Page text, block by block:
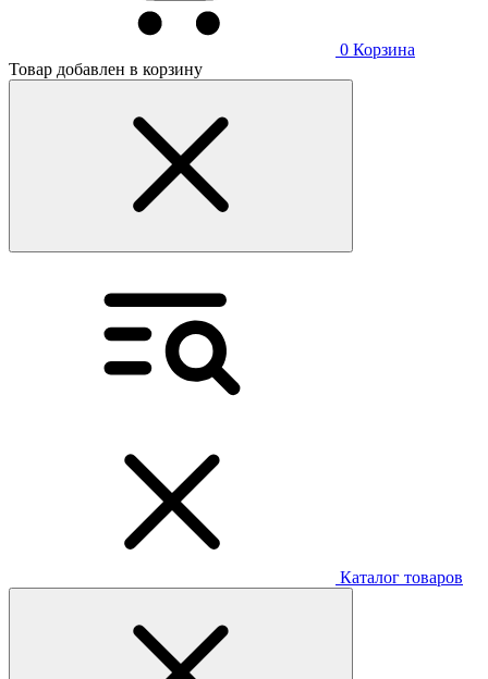
0 Корзина
Товар добавлен в корзину
Каталог товаров